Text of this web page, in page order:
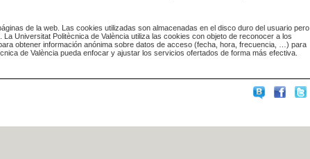
de la web. Las cookies utilizadas son almacenadas en el disco duro del usuario pero
Universitat Politècnica de València utiliza las cookies con objeto de reconocer a los
obtener información anónima sobre datos de acceso (fecha, hora, frecuencia, …) para
de València pueda enfocar y ajustar los servicios ofertados de forma más efectiva.